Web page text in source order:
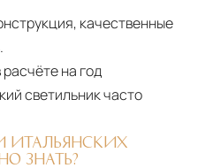
качественные
на год
светильник часто
ИТАЛЬЯНСКИХ
ЗНАТЬ?